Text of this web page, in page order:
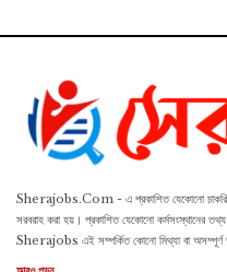
Sherajobs.Com - এ প্রকাশিত যেকোনো চাকরি
সরবরাহ করা হয়। প্রকাশিত যেকোনো কর্মসংস্থানের তথ্য
Sherajobs এই সম্পর্কিত কোনো মিথ্যা বা অসম্পূর্ণ